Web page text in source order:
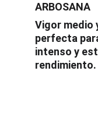
ARBOSANA
Vigor medio
perfecta
intenso y
rendimiento.